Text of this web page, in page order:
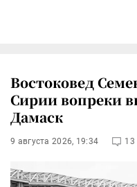
Востоковед
Сирии вопреки
Дамаск
9 августа 2026, 19:34 13